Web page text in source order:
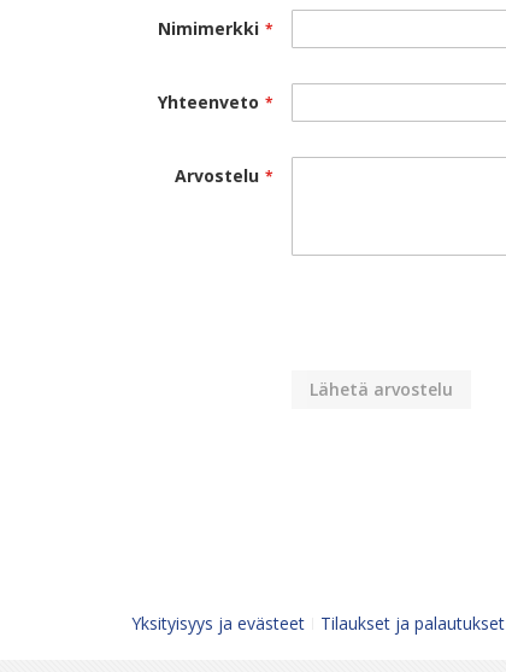
Nimimerkki
Yhteenveto
Arvostelu
Lähetä arvostelu
Yksityisyys ja evästeet Tilaukset ja palautukset